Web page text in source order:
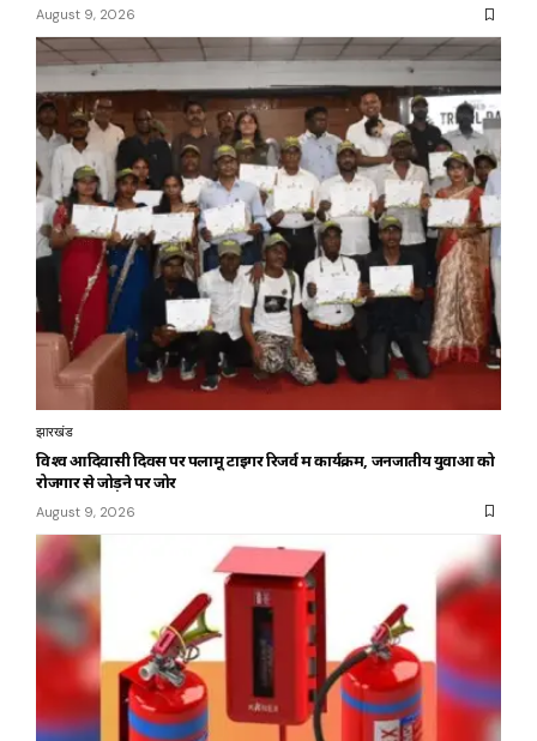
August 9, 2026
झारखंड
विश्व आदिवासी दिवस पर पलामू टाइगर रिजर्व में कार्यक्रम, जनजातीय युवाओं को
रोजगार से जोड़ने पर जोर
August 9, 2026